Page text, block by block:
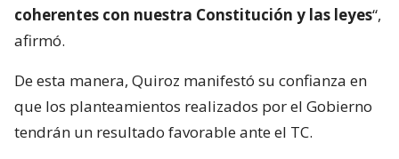
coherentes con nuestra Constitución y las leyes“,
afirmó.
De esta manera, Quiroz manifestó su confianza en
que los planteamientos realizados por el Gobierno
tendrán un resultado favorable ante el TC.